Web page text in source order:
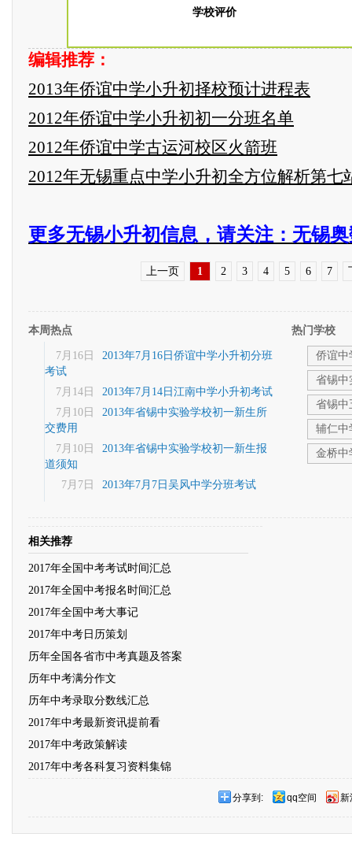
学校评价
编辑推荐：
2013年侨谊中学小升初择校预计进程表
2012年侨谊中学小升初初一分班名单
2012年侨谊中学古运河校区火箭班
2012年无锡重点中学小升初全方位解析第七
更多无锡小升初信息，请关注：无锡
上一页 1 2 3 4 5 6 7
本周热点
7月16日
2013年7月16日侨谊中学小升初分班
考试
7月14日
2013年7月14日江南中学小升初考试
7月10日
2013年省锡中实验学校初一新生所
交费用
7月10日
2013年省锡中实验学校初一新生报
道须知
7月7日
2013年7月7日吴风中学分班考试
热门学校
侨谊中
省锡中
省锡中
辅仁中
金桥中
相关推荐
2017年全国中考考试时间汇总
2017年全国中考报名时间汇总
2017年全国中考大事记
2017年中考日历策划
历年全国各省市中考真题及答案
历年中考满分作文
历年中考录取分数线汇总
2017年中考最新资讯提前看
2017年中考政策解读
2017年中考各科复习资料集锦
分享到: qq空间 新